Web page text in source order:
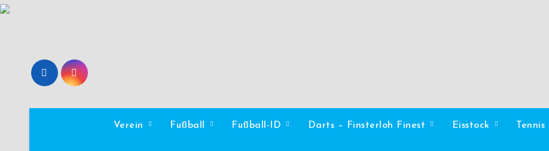
Zum
Verein Fußball Fußball-ID Darts – Finsterloh Finest Eisstock Tennis